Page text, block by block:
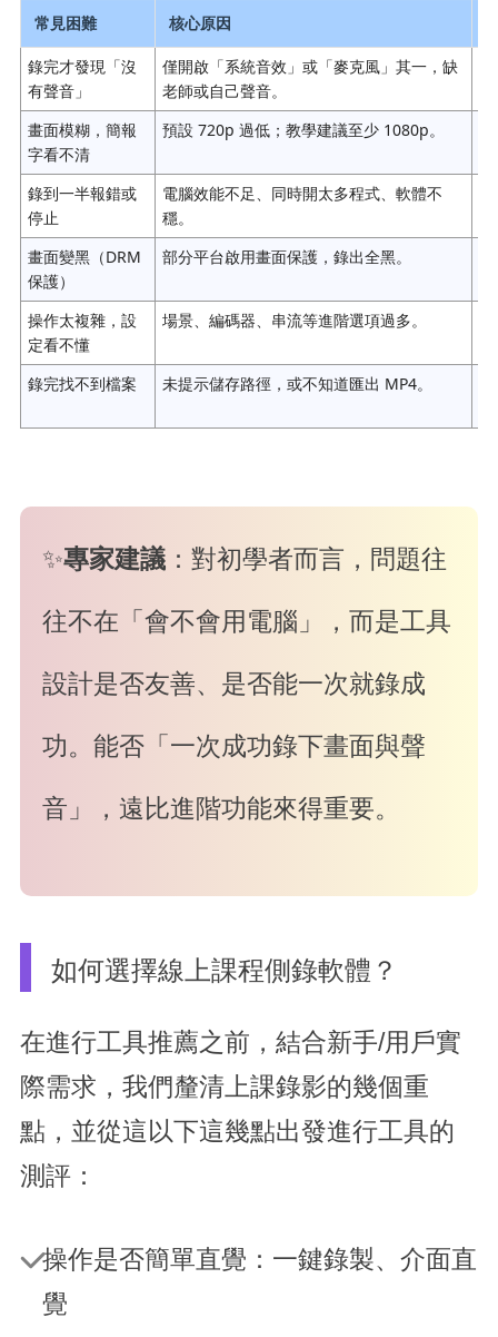
常見困難 核心原因
錄完才發現「沒
有聲音」
僅開啟「系統音效」或「麥克風」其一，缺
老師或自己聲音。
畫面模糊，簡報
字看不清
預設 720p 過低；教學建議至少 1080p。
錄到一半報錯或
停止
電腦效能不足、同時開太多程式、軟體不
穩。
畫面變黑（DRM
保護）
部分平台啟用畫面保護，錄出全黑。
操作太複雜，設
定看不懂
場景、編碼器、串流等進階選項過多。
錄完找不到檔案 未提示儲存路徑，或不知道匯出 MP4。
✨專家建議：對初學者而言，問題往
往不在「會不會用電腦」，而是工具
設計是否友善、是否能一次就錄成
功。能否「一次成功錄下畫面與聲
音」，遠比進階功能來得重要。
如何選擇線上課程側錄軟體？
在進行工具推薦之前，結合新手/用戶實
際需求，我們釐清上課錄影的幾個重
點，並從這以下這幾點出發進行工具的
測評：
操作是否簡單直覺：一鍵錄製、介面直
覺